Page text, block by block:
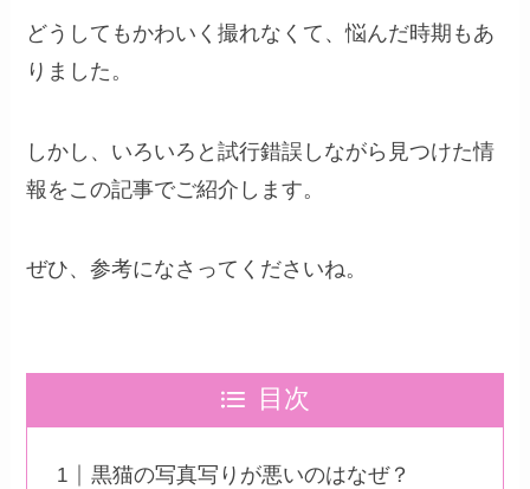
どうしてもかわいく撮れなくて、悩んだ時期もあ
りました。
しかし、いろいろと試行錯誤しながら見つけた情
報をこの記事でご紹介します。
ぜひ、参考になさってくださいね。
目次
黒猫の写真写りが悪いのはなぜ？